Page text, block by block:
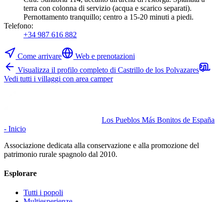
terra con colonna di servizio (acqua e scarico separati).
Pernottamento tranquillo; centro a 15-20 minuti a piedi.
Telefono:
+34 987 616 882
Come arrivare
Web e prenotazioni
Visualizza il profilo completo di Castrillo de los Polvazares
Vedi tutti i villaggi con area camper
Los Pueblos Más Bonitos de España
- Inicio
Associazione dedicata alla conservazione e alla promozione del
patrimonio rurale spagnolo dal 2010.
Esplorare
Tutti i popoli